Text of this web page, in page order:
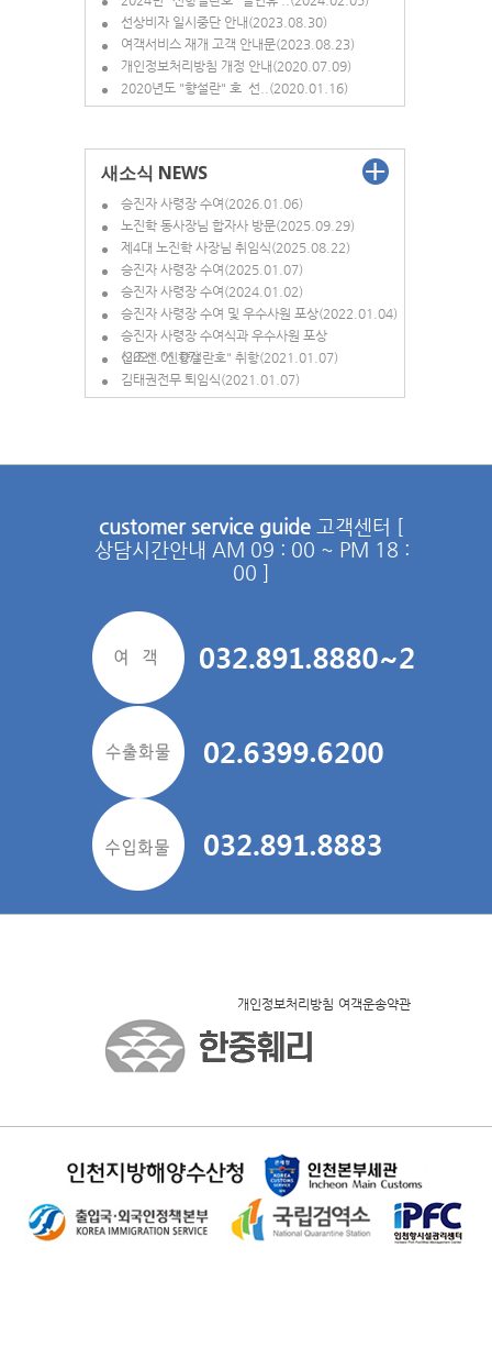
선상비자 일시중단 안내(2023.08.30)
여객서비스 재개 고객 안내문(2023.08.23)
개인정보처리방침 개정 안내(2020.07.09)
2020년도 "향설란" 호 선..(2020.01.16)
새소식 NEWS
승진자 사령장 수여(2026.01.06)
노진학 동사장님 합자사 방문(2025.09.29)
제4대 노진학 사장님 취임식(2025.08.22)
승진자 사령장 수여(2025.01.07)
승진자 사령장 수여(2024.01.02)
승진자 사령장 수여 및 우수사원 포상(2022.01.04)
승진자 사령장 수여식과 우수사원 포상
(2021.01.07)
신조선 "신향설란호" 취항(2021.01.07)
김태권전무 퇴임식(2021.01.07)
customer service guide 고객센터 [
상담시간안내 AM 09 : 00 ~ PM 18 :
00 ]
개인정보처리방침 여객운송약관